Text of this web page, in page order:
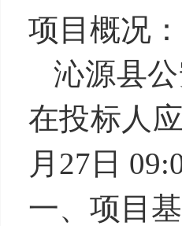
项目概况：
沁源县
在投标人
月27日
一、项目